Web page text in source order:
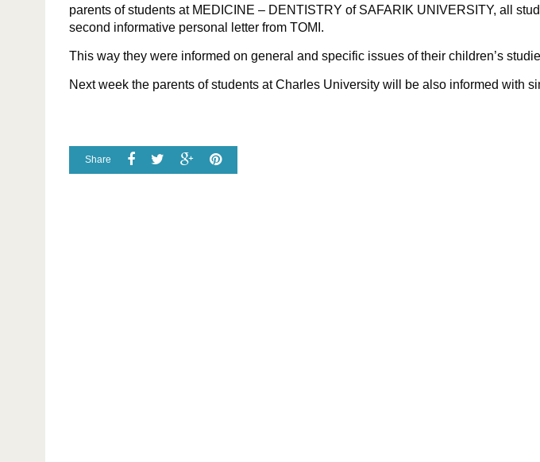
parents of students at MEDICINE – DENTISTRY of SAFARIK UNIVERSITY, all
second informative personal letter from TOMI.
This way they were informed on general and specific issues of their children’s
Next week the parents of students at Charles University will be also informed with
Share